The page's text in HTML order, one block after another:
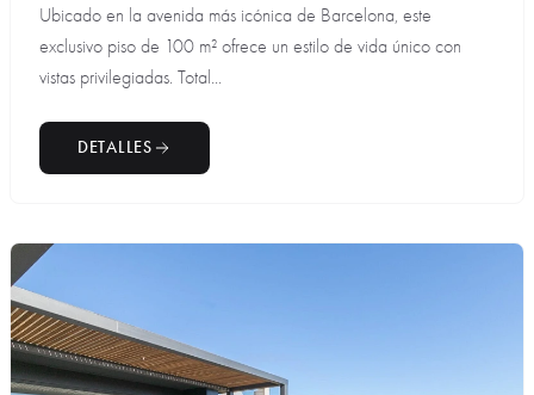
Ubicado en la avenida más icónica de Barcelona, este
exclusivo piso de 100 m² ofrece un estilo de vida único con
vistas privilegiadas. Total...
DETALLES